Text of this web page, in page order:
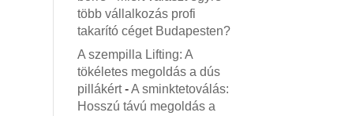
több vállalkozás profi
takarító céget Budapesten?
A szempilla Lifting: A
tökéletes megoldás a dús
pillákért-A sminktetoválás:
Hosszú távú megoldás a